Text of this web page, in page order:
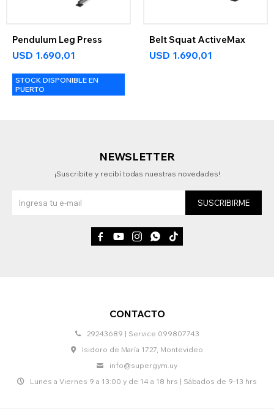
Pendulum Leg Press
USD 1.690,01
STOCK DISPONIBLE EN
PUERTO
Belt Squat ActiveMax
USD 1.690,01
CONTACTO
29243689 | Service 099807743
Isidoro de María 1727, Montevideo
info@supergym.uy
Lunes a Viernes 9 a 13:00 y de 14 a 18 hrs | Sábados de 9-13 hrs
NEWSLETTER
¡Suscribite y recibí todas nuestras novedades!
SUSCRIBIRME
    